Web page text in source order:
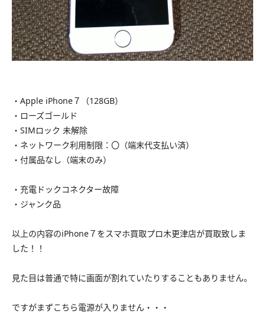
・Apple iPhone７（128GB）
・ローズゴールド
・SIMロック 未解除
・ネットワーク利用制限：〇（端末代支払い済）
・付属品なし（端末のみ）
・充電ドックコネクター故障
・ジャンク品
以上の内容のiPhone７をスマホ買取プロ木更津店が買取致しま
した！！
見た目は普通で特に画面が割れていたりすることもありません。
ですがまずこちら電源が入りません・・・